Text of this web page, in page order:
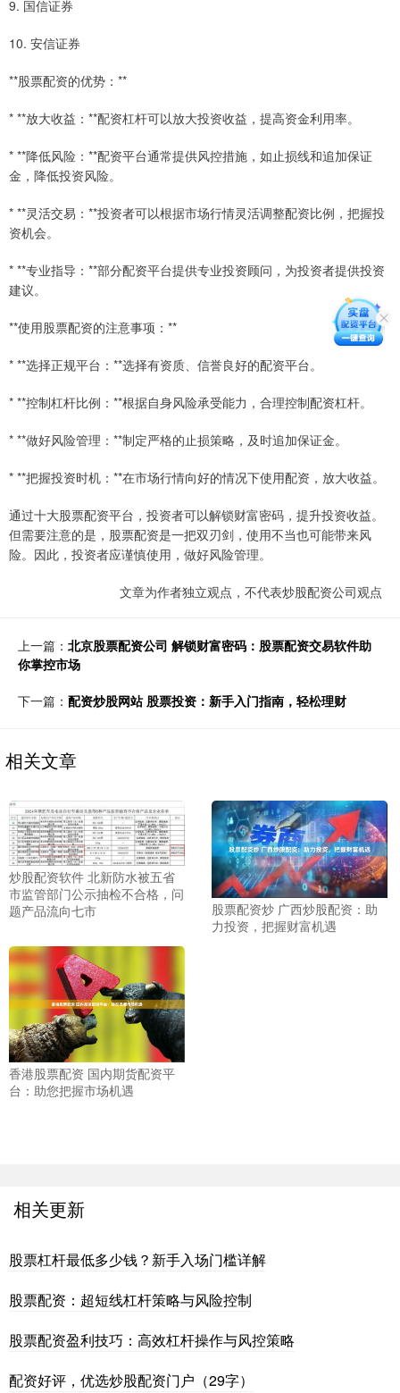
9. 国信证券
10. 安信证券
**股票配资的优势：**
* **放大收益：**配资杠杆可以放大投资收益，提高资金利用率。
* **降低风险：**配资平台通常提供风控措施，如止损线和追加保证
金，降低投资风险。
* **灵活交易：**投资者可以根据市场行情灵活调整配资比例，把握投
资机会。
* **专业指导：**部分配资平台提供专业投资顾问，为投资者提供投资
建议。
**使用股票配资的注意事项：**
* **选择正规平台：**选择有资质、信誉良好的配资平台。
* **控制杠杆比例：**根据自身风险承受能力，合理控制配资杠杆。
* **做好风险管理：**制定严格的止损策略，及时追加保证金。
* **把握投资时机：**在市场行情向好的情况下使用配资，放大收益。
通过十大股票配资平台，投资者可以解锁财富密码，提升投资收益。
但需要注意的是，股票配资是一把双刃剑，使用不当也可能带来风
险。因此，投资者应谨慎使用，做好风险管理。
文章为作者独立观点，不代表炒股配资公司观点
上一篇： 北京股票配资公司 解锁财富密码：股票配资交易软件助
你掌控市场
下一篇： 配资炒股网站 股票投资：新手入门指南，轻松理财
相关文章
炒股配资软件 北新防水被五省
市监管部门公示抽检不合格，问
题产品流向七市
股票配资炒 广西炒股配资：助
力投资，把握财富机遇
香港股票配资 国内期货配资平
台：助您把握市场机遇
相关更新
股票杠杆最低多少钱？新手入场门槛详解
股票配资：超短线杠杆策略与风险控制
股票配资盈利技巧：高效杠杆操作与风控策略
配资好评，优选炒股配资门户（29字）